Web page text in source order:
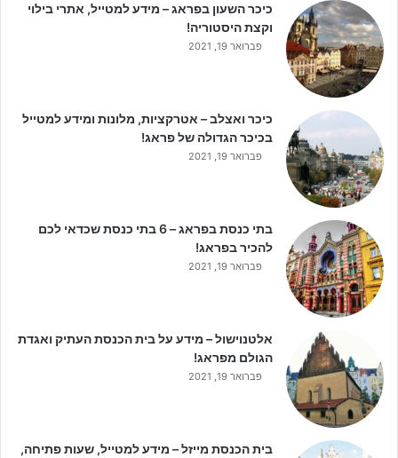
כיכר השעון בפראג – מידע למטייל, אתרי בילוי
וקצת היסטוריה!
פברואר 19, 2021
כיכר ואצלב – אטרקציות, מלונות ומידע למטייל
בכיכר הגדולה של פראג!
פברואר 19, 2021
בתי כנסת בפראג – 6 בתי כנסת שכדאי לכם
להכיר בפראג!
פברואר 19, 2021
אלטנוישול – מידע על בית הכנסת העתיק ואגדת
הגולם מפראג!
פברואר 19, 2021
בית הכנסת מייזל – מידע למטייל, שעות פתיחה,